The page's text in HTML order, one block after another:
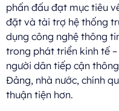
phấn đấu đạt mục tiêu
đặt và tài trợ hệ thống
dụng công nghệ thông
trong phát triển kinh tế
người dân tiếp cận
Đảng, nhà nước, chính
thuận tiện hơn.